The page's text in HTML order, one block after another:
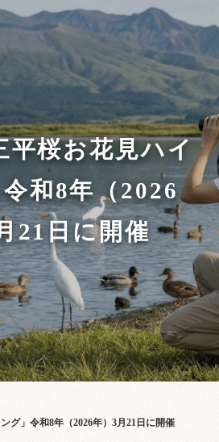
平桜お花見ハイ
和8年（2026
21日に開催
グ」令和8年（2026年）3月21日に開催